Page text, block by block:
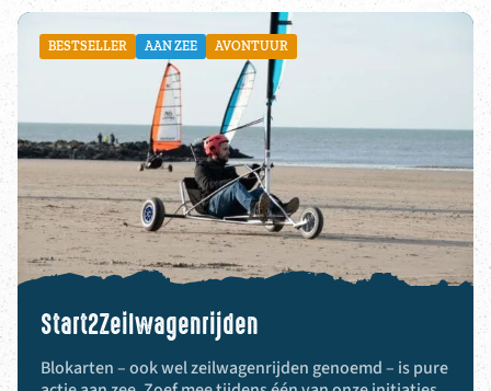
BESTSELLER AAN ZEE AVONTUUR
Start2Zeilwagenrijden
Blokarten – ook wel zeilwagenrijden genoemd – is pure